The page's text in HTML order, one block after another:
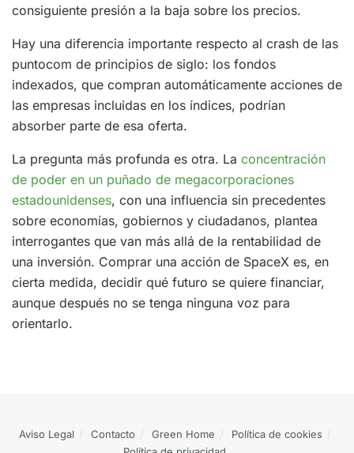
consiguiente presión a la baja sobre los precios.
Hay una diferencia importante respecto al crash de las
puntocom de principios de siglo: los fondos
indexados, que compran automáticamente acciones de
las empresas incluidas en los índices, podrían
absorber parte de esa oferta.
La pregunta más profunda es otra. La concentración
de poder en un puñado de megacorporaciones
estadounidenses, con una influencia sin precedentes
sobre economías, gobiernos y ciudadanos, plantea
interrogantes que van más allá de la rentabilidad de
una inversión. Comprar una acción de SpaceX es, en
cierta medida, decidir qué futuro se quiere financiar,
aunque después no se tenga ninguna voz para
orientarlo.
Aviso Legal Contacto Green Home
Política de cookies